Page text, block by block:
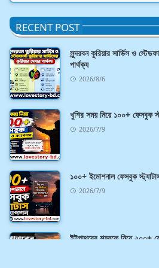
RECENT POST
সুন্দরবন কুরিয়ার সার্ভিস ও
পার্থক্য
2026/8/6
খুশির সময় নিয়ে ১০০+ ফেসবুক
2026/7/9
১০০+ ইমোশনাল ফেসবুক
2026/7/9
ইটপাথরের শহরকে নিয়ে ২০০+